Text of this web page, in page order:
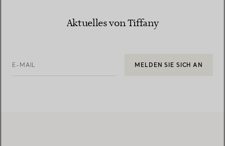
Aktuelles von Tiffany
E-MAIL MELDEN SIE SICH AN